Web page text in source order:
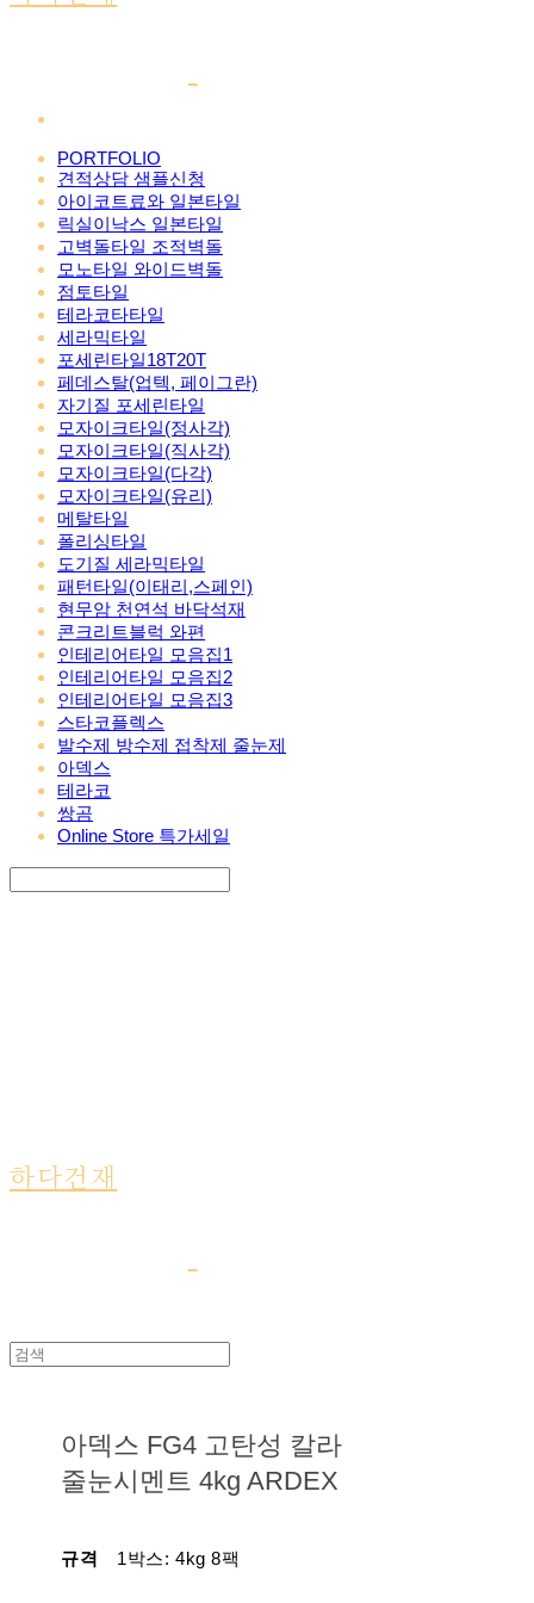
PORTFOLIO
견적상담 샘플신청
아이코트료와 일본타일
릭실이낙스 일본타일
고벽돌타일 조적벽돌
모노타일 와이드벽돌
점토타일
테라코타타일
세라믹타일
포세린타일18T20T
페데스탈(업텍, 페이그란)
자기질 포세린타일
모자이크타일(정사각)
모자이크타일(직사각)
모자이크타일(다각)
모자이크타일(유리)
메탈타일
폴리싱타일
도기질 세라믹타일
패턴타일(이태리,스페인)
현무암 천연석 바닥석재
콘크리트블럭 와편
인테리어타일 모음집1
인테리어타일 모음집2
인테리어타일 모음집3
스타코플렉스
발수제 방수제 접착제 줄눈제
아덱스
테라코
쌍곰
Online Store 특가세일
하다건재
아덱스 FG4 고탄성 칼라
줄눈시멘트 4kg ARDEX
규격 1박스: 4kg 8팩